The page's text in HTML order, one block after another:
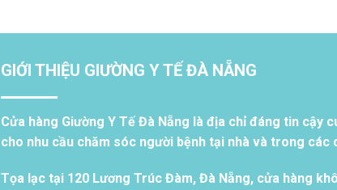
GIỚI THIỆU GIƯỜNG Y TẾ ĐÀ NẴNG
Cửa hàng Giường Y Tế Đà Nẵng là địa chỉ đáng tin cậy
cho nhu cầu chăm sóc người bệnh tại nhà và trong các
Tọa lạc tại 120 Lương Trúc Đàm, Đà Nẵng, cửa hàng